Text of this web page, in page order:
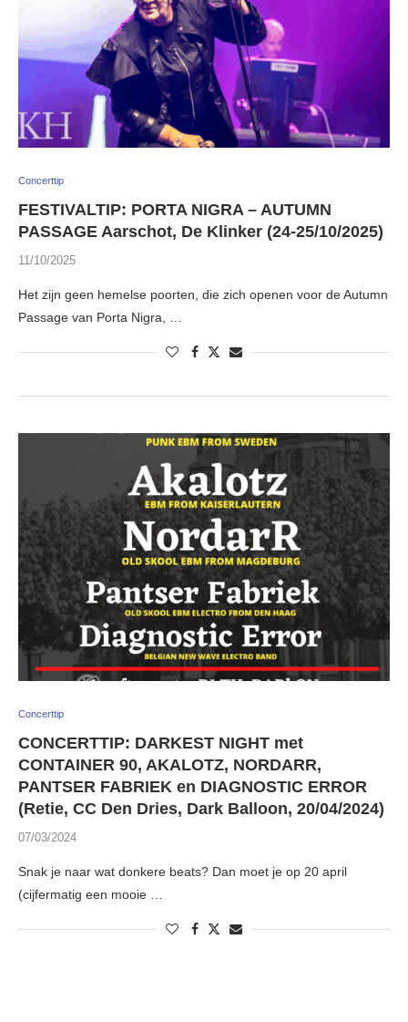
Concerttip
FESTIVALTIP: PORTA NIGRA – AUTUMN
PASSAGE Aarschot, De Klinker (24-25/10/2025)
11/10/2025
Het zijn geen hemelse poorten, die zich openen voor de Autumn
Passage van Porta Nigra, …
Concerttip
CONCERTTIP: DARKEST NIGHT met
CONTAINER 90, AKALOTZ, NORDARR,
PANTSER FABRIEK en DIAGNOSTIC ERROR
(Retie, CC Den Dries, Dark Balloon, 20/04/2024)
07/03/2024
Snak je naar wat donkere beats? Dan moet je op 20 april
(cijfermatig een mooie …